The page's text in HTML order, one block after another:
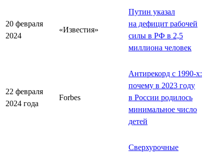
20 февраля
2024
«Известия»
Путин указал
на дефицит рабочей
силы в РФ в 2,5
миллиона человек
22 февраля
2024 года
Forbes
Антирекорд с 1990-х:
почему в 2023 году
в России родилось
минимальное число
детей
Сверхурочные